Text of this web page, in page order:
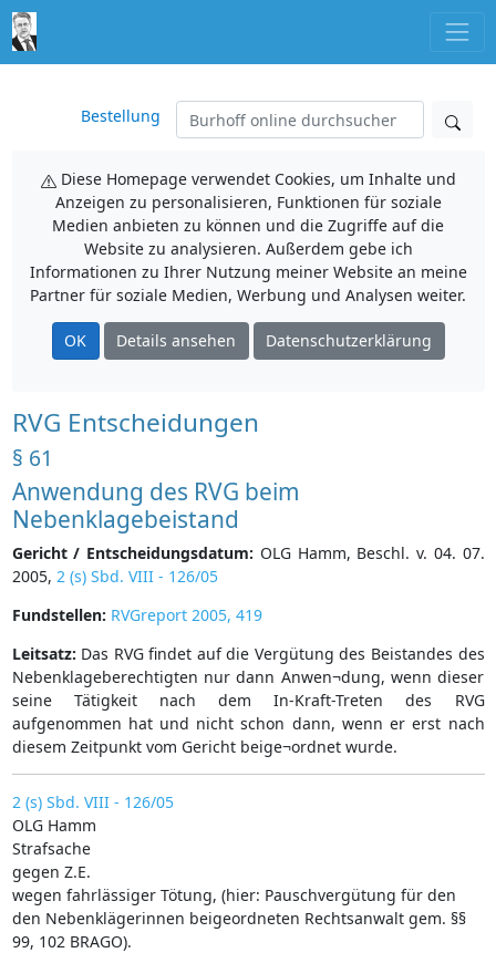
Bestellung
Diese Homepage verwendet Cookies, um Inhalte und
Anzeigen zu personalisieren, Funktionen für soziale
Medien anbieten zu können und die Zugriffe auf die
Website zu analysieren. Außerdem gebe ich
Informationen zu Ihrer Nutzung meiner Website an meine
Partner für soziale Medien, Werbung und Analysen weiter.
OK Details ansehen Datenschutzerklärung
RVG Entscheidungen
§ 61
Anwendung des RVG beim
Nebenklagebeistand
Gericht / Entscheidungsdatum: OLG Hamm, Beschl. v. 04. 07.
2005, 2 (s) Sbd. VIII - 126/05
Fundstellen: RVGreport 2005, 419
Leitsatz: Das RVG findet auf die Vergütung des Beistandes des
Nebenklageberechtigten nur dann Anwen¬dung, wenn dieser
seine Tätigkeit nach dem In-Kraft-Treten des RVG
aufgenommen hat und nicht schon dann, wenn er erst nach
diesem Zeitpunkt vom Gericht beige¬ordnet wurde.
2 (s) Sbd. VIII - 126/05
OLG Hamm
Strafsache
gegen Z.E.
wegen fahrlässiger Tötung, (hier: Pauschvergütung für den
den Nebenklägerinnen beigeordneten Rechtsanwalt gem. §§
99, 102 BRAGO).